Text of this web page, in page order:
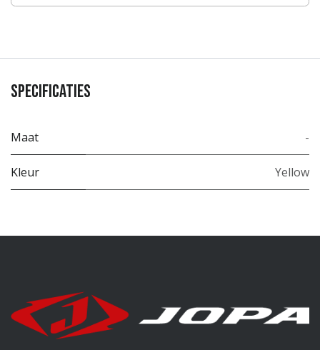
Specificaties
Maat -
Kleur Yellow